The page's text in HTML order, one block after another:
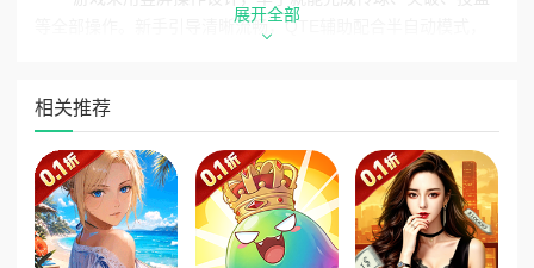
等全部操作。新手引导清晰流畅，QTE辅助配合半自动模式，
往篮坛之巅的荣耀征程。
500+球星全收录，跨世代梦幻对决‌
全联盟传奇球星尽数集结，收录超过500位现役巨星与传
奇名宿。乔丹、科比、詹姆斯、库里、杜兰特等悉数登场，打
破时空壁垒，实现跨世代梦幻对决。球员可通过训练升级、突
展开全部
相关推荐